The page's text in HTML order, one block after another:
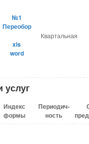
№1
Переобор
xls
​word
Квартальная
услуг
Индекс
формы
Периодич-
ность